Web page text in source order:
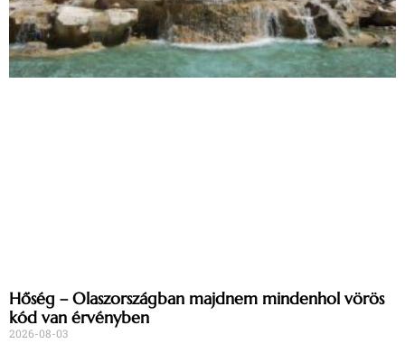
Hőség – Olaszországban majdnem mindenhol vörös
kód van érvényben
2026-08-03